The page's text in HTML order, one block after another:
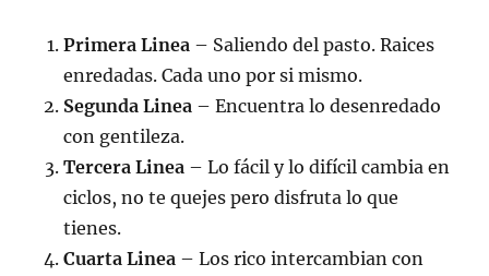
Primera Linea – Saliendo del pasto. Raices
enredadas. Cada uno por si mismo.
Segunda Linea – Encuentra lo desenredado
con gentileza.
Tercera Linea – Lo fácil y lo difícil cambia en
ciclos, no te quejes pero disfruta lo que
tienes.
Cuarta Linea – Los rico intercambian con